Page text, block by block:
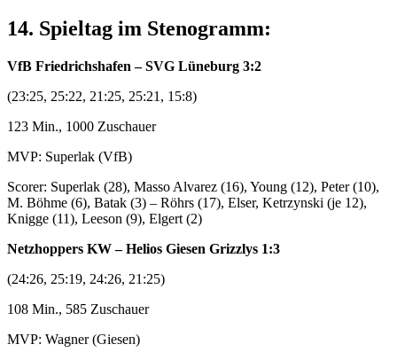
14. Spieltag im Stenogramm:
VfB Friedrichshafen – SVG Lüneburg 3:2
(23:25, 25:22, 21:25, 25:21, 15:8)
123 Min., 1000 Zuschauer
MVP: Superlak (VfB)
Scorer: Superlak (28), Masso Alvarez (16), Young (12), Peter (10),
M. Böhme (6), Batak (3) – Röhrs (17), Elser, Ketrzynski (je 12),
Knigge (11), Leeson (9), Elgert (2)
Netzhoppers KW – Helios Giesen Grizzlys 1:3
(24:26, 25:19, 24:26, 21:25)
108 Min., 585 Zuschauer
MVP: Wagner (Giesen)